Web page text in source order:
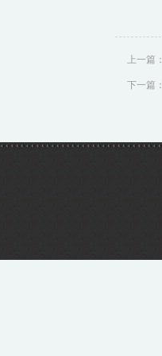
上一篇：
下一篇：